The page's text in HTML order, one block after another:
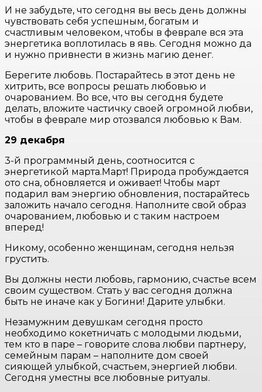
И не забудьте, что сегодня вы весь день должны
чувствовать себя успешным, богатым и
счастливым человеком, чтобы в феврале вся эта
энергетика воплотилась в явь. Сегодня можно да
и нужно привнести в жизнь магию денег.
Берегите любовь. Постарайтесь в этот день не
хитрить, все вопросы решать любовью и
очарованием. Во все, что вы сегодня будете
делать, вложите частичку своей огромной любви,
чтобы в феврале мир отозвался любовью к Вам.
29 декабря
3-й программный день, соотносится с
энергетикой марта.Март! Природа пробуждается
ото сна, обновляется и оживает! Чтобы март
подарил вам энергию обновления, постарайтесь
заложить начало сегодня. Наполните свой образ
очарованием, любовью и с таким настроем
вперед!
Никому, особенно женщинам, сегодня нельзя
грустить.
Вы должны нести любовь, гармонию, счастье всем
своим существом. Стать у вас сегодня должна
быть не иначе как у Богини! Дарите улыбки.
Незамужним девушкам сегодня просто
необходимо кокетничать с молодыми людьми,
тем кто в паре – говорите слова любви партнеру,
семейным парам – наполните дом своей
сияющей улыбкой, счастьем, энергией любви.
Сегодня уместны все любовные ритуалы.